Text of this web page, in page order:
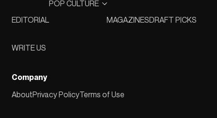
EDITORIAL
POP CULTURE
MAGAZINESDRAFT PICKS
WRITE US
Company
AboutPrivacy PolicyTerms of Use